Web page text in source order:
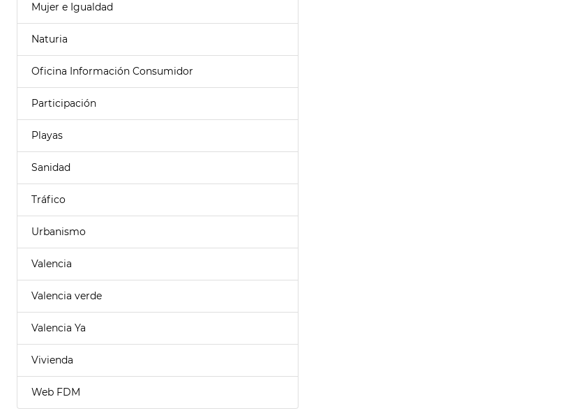
Mujer e Igualdad
Naturia
Oficina Información Consumidor
Participación
Playas
Sanidad
Tráfico
Urbanismo
Valencia
Valencia verde
Valencia Ya
Vivienda
Web FDM